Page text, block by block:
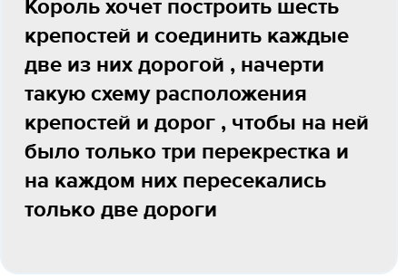
Король хочет построить шесть
крепостей и соединить каждые
две из них дорогой , начерти
такую схему расположения
крепостей и дорог , чтобы на ней
было только три перекрестка и
на каждом них пересекались
только две дороги